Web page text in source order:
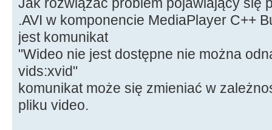
.AVI w komponencie MediaPlayer C++
jest komunikat
"Wideo nie jest dostępne nie można
vids:xvid"
komunikat może się zmieniać w
pliku video.